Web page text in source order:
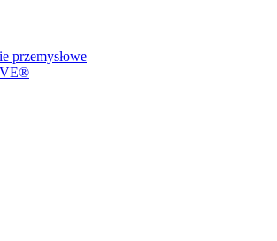
przemysłowe